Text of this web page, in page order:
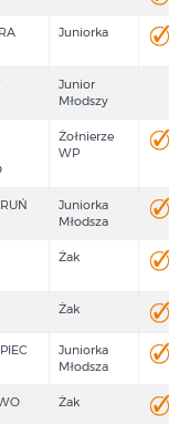
Juniorka
Junior
Młodszy
Żołnierze
WP
Juniorka
Młodsza
Żak
Żak
Juniorka
Młodsza
Żak